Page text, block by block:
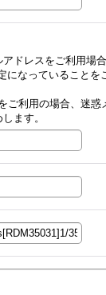
ドレスをご利用場合
になっていることを
ご利用の場合、迷
ます。